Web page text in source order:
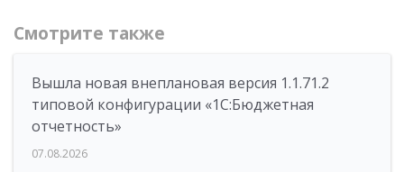
Смотрите также
Вышла новая внеплановая версия 1.1.71.2
типовой конфигурации «1C:Бюджетная
отчетность»
07.08.2026